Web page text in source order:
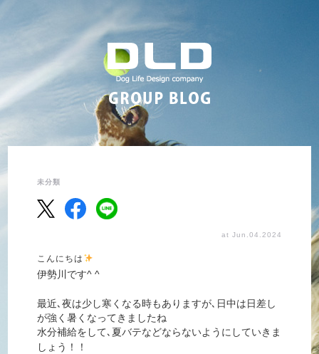
未分類
at Jun.04.2024
こんにちは
伊勢川です^ ^
最近､夜は少し寒くなる時もありますが､日中は日差し
が強く暑くなってきましたね
水分補給をして､夏バテなどならないようにしていきま
しょう！！